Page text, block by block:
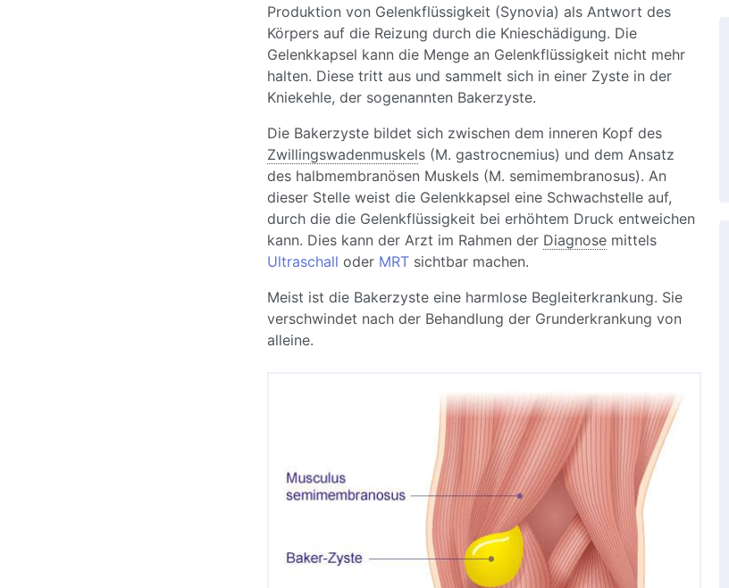
Produktion von Gelenkflüssigkeit (Synovia) als Antwort des
Körpers auf die Reizung durch die Knieschädigung. Die
Gelenkkapsel kann die Menge an Gelenkflüssigkeit nicht mehr
halten. Diese tritt aus und sammelt sich in einer Zyste in der
Kniekehle, der sogenannten Bakerzyste.
Die Bakerzyste bildet sich zwischen dem inneren Kopf des
Zwillingswadenmuskels (M. gastrocnemius) und dem Ansatz
des halbmembranösen Muskels (M. semimembranosus). An
dieser Stelle weist die Gelenkkapsel eine Schwachstelle auf,
durch die die Gelenkflüssigkeit bei erhöhtem Druck entweichen
kann. Dies kann der Arzt im Rahmen der Diagnosemittels
Ultraschall oder MRTsichtbar machen.
Meist ist die Bakerzyste eine harmlose Begleiterkrankung. Sie
verschwindet nach der Behandlung der Grunderkrankung von
alleine.